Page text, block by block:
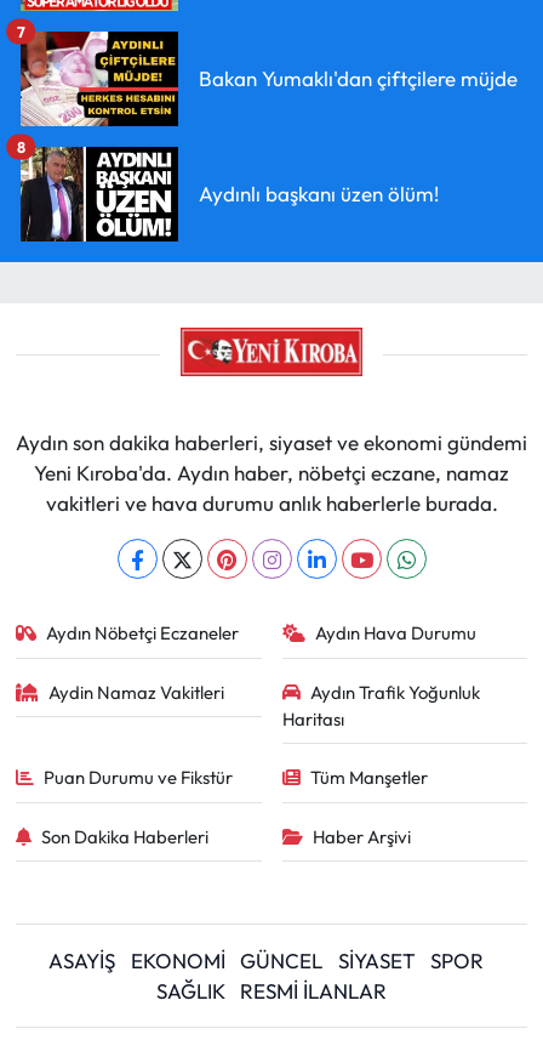
Bakan Yumaklı'dan çiftçilere müjde
7
Aydınlı başkanı üzen ölüm!
8
Aydın son dakika haberleri, siyaset ve ekonomi gündemi
Yeni Kıroba'da. Aydın haber, nöbetçi eczane, namaz
vakitleri ve hava durumu anlık haberlerle burada.
Aydın Nöbetçi Eczaneler Aydın Hava Durumu
Aydin Namaz Vakitleri
Aydın Trafik Yoğunluk
Haritası
Puan Durumu ve Fikstür Tüm Manşetler
Son Dakika Haberleri Haber Arşivi
ASAYİŞ EKONOMİ GÜNCEL SİYASET
SPOR
SAĞLIK
RESMİ İLANLAR